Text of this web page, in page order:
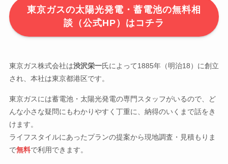
東京ガスの太陽光発電・蓄電池の無料相
談（公式HP）はコチラ
東京ガス株式会社は渋沢栄一氏によって1885年（明治18）に創立
され、本社は東京都港区です。
東京ガスには蓄電池・太陽光発電の専門スタッフがいるので、ど
んな小さな疑問にもわかりやすく丁重に、納得のいくまで話をき
けます。
ライフスタイルにあったプランの提案から現地調査・見積もりま
で無料で利用できます。